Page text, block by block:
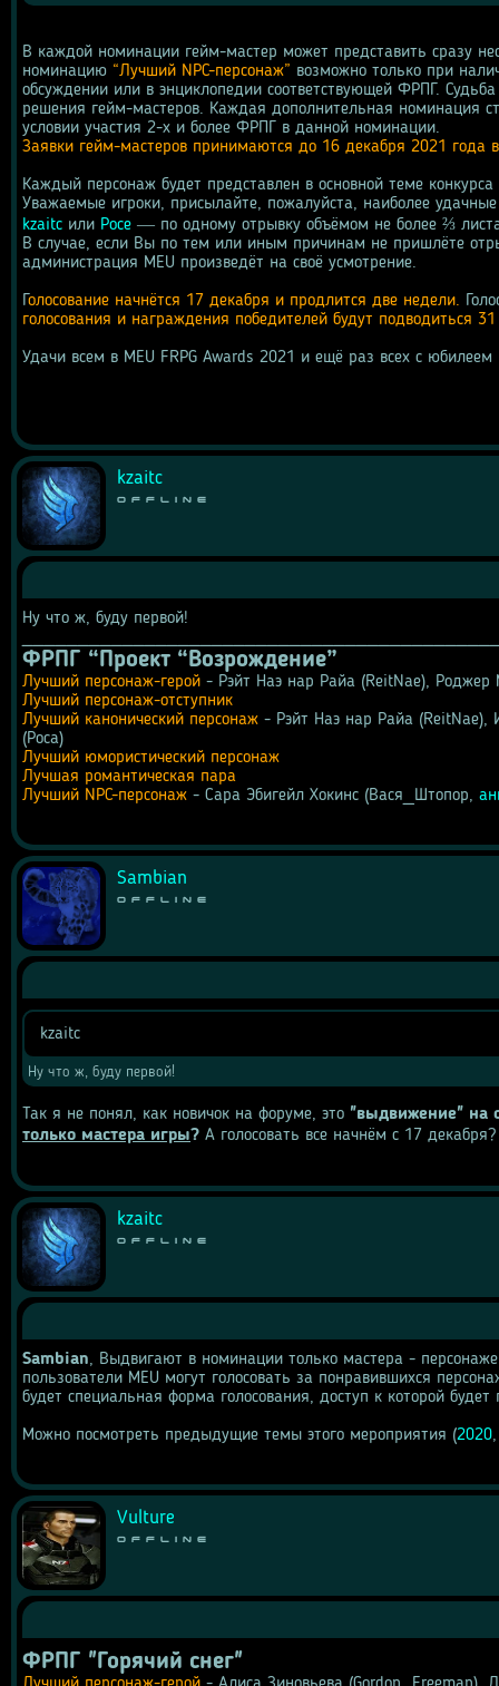
В каждой номинации гейм-мастер может представить сразу
номинацию “Лучший NPC-персонаж” возможно только при
обсуждении или в энциклопедии соответствующей ФРПГ.
решения гейм-мастеров. Каждая дополнительная номинация
условии участия 2-х и более ФРПГ в данной номинации.
Заявки гейм-мастеров принимаются до 16 декабря 2021 года
Каждый персонаж будет представлен в основной теме
kzaitc или Росе ― по одному отрывку объёмом не более ⅔
В случае, если Вы по тем или иным причинам не пришлёте
администрация MEU произведёт на своё усмотрение.
Голосование начнётся 17 декабря и продлится две недели.
голосования и награждения победителей будут подводиться
Удачи всем в MEU FRPG Awards 2021 и ещё раз всех с
kzaitc
Offline
Ну что ж, буду первой!
ФРПГ “Проект “Возрождение”
Лучший персонаж-герой - Рэйт Наэ нар Райа (ReitNae),
Лучший персонаж-отступник
Лучший канонический персонаж - Рэйт Наэ нар Райа
(Роса)
Лучший юмористический персонаж
Лучшая романтическая пара
Лучший NPC-персонаж - Сара Эбигейл Хокинс (Вася_Штопор,
Sambian
Offline
kzaitc
Ну что ж, буду первой!
Так я не понял, как новичок на форуме, это "выдвижение" на
только мастера игры? А голосовать все начнём с 17
kzaitc
Offline
Sambian, Выдвигают в номинации только мастера -
пользователи MEU могут голосовать за понравившихся
будет специальная форма голосования, доступ к которой
Можно посмотреть предыдущие темы этого мероприятия (2020
Vulture
Offline
ФРПГ "Горячий снег"